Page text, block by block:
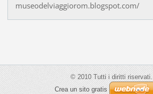
museodelviaggiorom.blogspot.com/
© 2010 Tutti i diritti riservati.
Crea un sito gratis